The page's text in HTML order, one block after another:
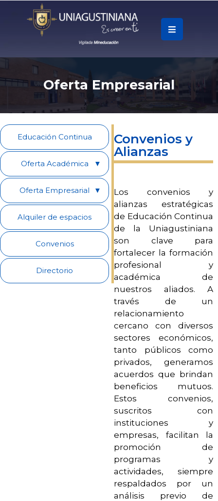
Rápidos
La
Universidad
Oferta
Académica
Educación
Continua
Admisiones
Investigaciones
Vida
Oferta Empresarial
Educación Continua
Oferta Académica
Oferta Empresarial
Alquiler de espacios
Convenios
Directorio
Convenios y
Alianzas
Los convenios y
alianzas estratégicas
de Educación Continua
de la Uniagustiniana
son clave para
fortalecer la formación
profesional y
académica de
nuestros aliados. A
través de un
relacionamiento
cercano con diversos
sectores económicos,
tanto públicos como
privados, generamos
acuerdos que brindan
beneficios mutuos.
Estos convenios,
suscritos con
instituciones y
empresas, facilitan la
promoción de
programas y
actividades, siempre
respaldados por un
análisis previo de